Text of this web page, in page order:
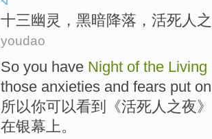
十三幽灵 ， 黑暗降落，活死人之
youdao
So you have Night of the Living
those anxieties and fears put
所以你可以看到《活死人 之夜
在银幕上。